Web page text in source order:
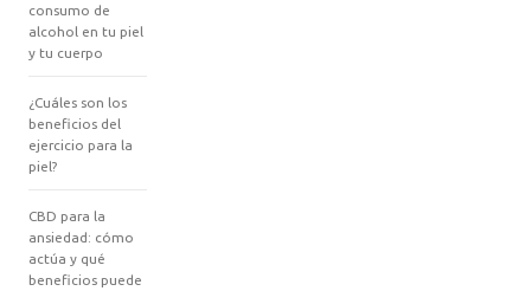
consumo de
alcohol en tu piel
y tu cuerpo
¿Cuáles son los
beneficios del
ejercicio para la
piel?
CBD para la
ansiedad: cómo
actúa y qué
beneficios puede